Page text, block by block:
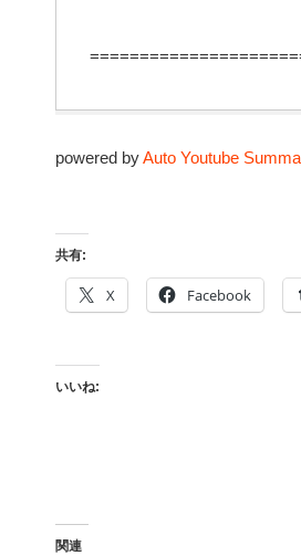
powered byAuto Youtube
共有:
X Facebook
いいね:
関連